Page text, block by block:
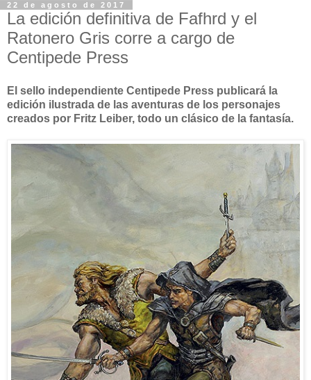
22 de agosto de 2017
La edición definitiva de Fafhrd y el
Ratonero Gris corre a cargo de
Centipede Press
El sello independiente Centipede Press publicará la
edición ilustrada de las aventuras de los personajes
creados por Fritz Leiber, todo un clásico de la fantasía.